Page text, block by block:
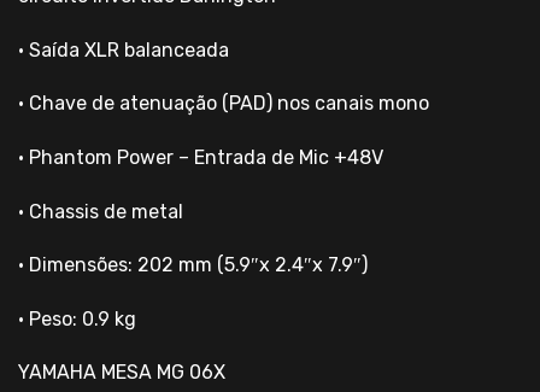
• Saída XLR balanceada
• Chave de atenuação (PAD) nos canais mono
• Phantom Power – Entrada de Mic +48V
• Chassis de metal
• Dimensões: 202 mm (5.9″x 2.4″x 7.9″)
• Peso: 0.9 kg
YAMAHA MESA MG 06X